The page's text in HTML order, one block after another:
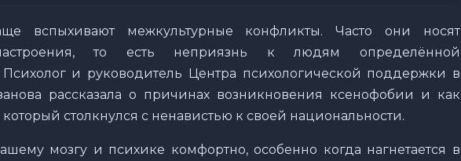
вспыхивают межкультурные конфликты. Часто они носят
то есть неприязнь к людям определённой
Психолог и руководитель Центра психологической поддержки в
рассказала о причинах возникновения ксенофобии и как
столкнулся с ненавистью к своей национальности.
мозгу и психике комфортно, особенно когда нагнетается в